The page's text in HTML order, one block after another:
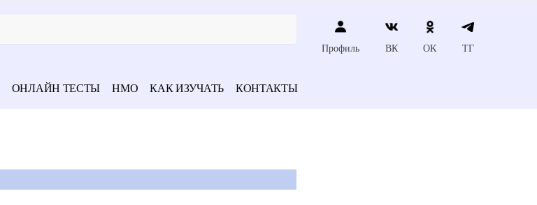
Профиль ВК ОК ТГ
ОНЛАЙН ТЕСТЫ НМО КАК ИЗУЧАТЬ КОНТАКТЫ